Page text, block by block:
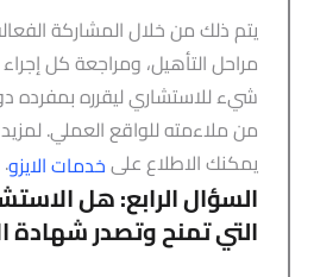
يتم ذلك من خلال المشاركة
مراحل التأهيل، ومراجعة كل
شيء للاستشاري ليقرره بمفرده
من ملاءمته للواقع العملي.
يمكنك الاطلاع علىخدمات الايزو.
السؤال الرابع: هل
التي تمنح وتصدر شهادة